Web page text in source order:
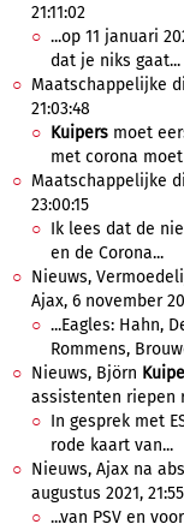
21:11:02
...op 11 januari
dat je niks gaat...
Maatschappelijke
21:03:48
Kuipers moet
met corona
Maatschappelijke
23:00:15
Ik lees dat de
en de Corona...
Nieuws,
Ajax, 6 november
...Eagles: Hahn,
Rommens,
Nieuws, Björn
assistenten riepen
In gesprek met
rode kaart van...
Nieuws, Ajax na
augustus 2021,
...van PSV en